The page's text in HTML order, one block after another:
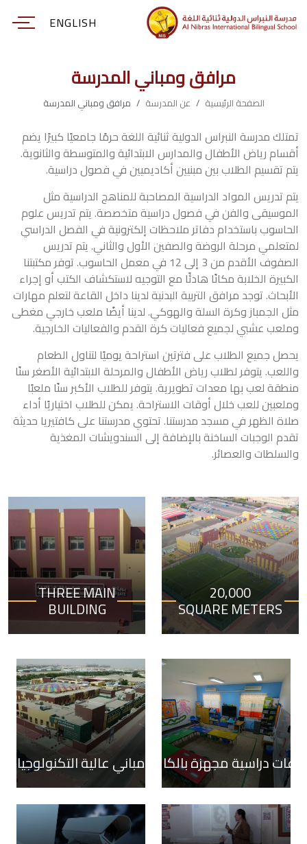
ENGLISH
مرافق ومباني المدرسة
الصفحة الرئيسية عن المدرسة مرافق ومباني المدرسة
تمتلك مدرسة النبراس الدولية ثنائية اللغة حرمًا جامعيًا كبيرًا يضم
أقسام رياض الأطفال والمدارس الابتدائية والمتوسطة والثانوية.
يتم تقسيم الطلاب بين مبنيين أكاديميين في فصول دراسية.
يتم تدريس المواد الدراسية المصاحبة للمناهج الدراسية مثل
الموسيقى والفن في فصول دراسية متخصصة. يتم تدريس علوم
الحاسوب باستخدام دفاتر ملاحظات إلكترونية في الفصل الدراسي
لمتعلمي مرحلة الروضة والصفين الأول والثاني. يتم تدريس
الصفوف الأقدم من 3 إلى 12 في معمل الحاسوب. توفر مكتبتنا
الكبيرة الخلابة مكانًا هادئًا مع التوجيه لاستكشاف الكتب أو إجراء
الأبحاث. توجد مرافق التربية البدنية لدينا داخل القاعة لتعلم مهارات
مثل الجمباز وكرة السلة والهوكي. لدينا أيضًا ملعب خارجي مغطى
وملعب عشبي لجميع فعاليات كرة القدم والفعاليات الخارجية.
يحصل جميع الطلاب على فترتين استراحة يوميًا لتناول الطعام
واللعب. يتوفر لطلاب رياض الأطفال والمرحلة الابتدائية الأصغر سنًا
منطقة لعب بها معدات تطويرية. يتوفر للطلاب الأكبر سنًا ملعبًا
وملعبين للعب خلال أوقات الاستراحة. يمكن للطلاب اختياريًا أداء
صلاة الظهر في مسجد مدرستنا. تحتوي مدرستنا على كافتيريا حديثة
تقدم الوجبات الساخنة بالإضافة إلى السندويشات المغذية
والسلطات والعصائر.
20,000
SQUARE METERS
THREE MAIN
BUILDING
قاعات دراسية مجهزة بالكامل مباني عالية التكنولوجيا